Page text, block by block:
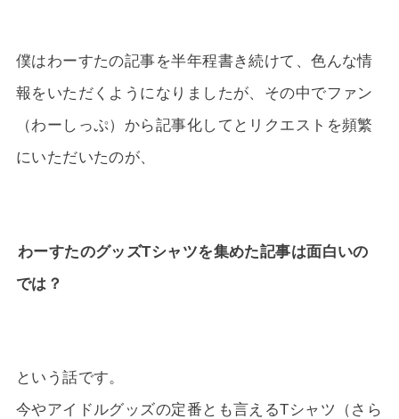
僕はわーすたの記事を半年程書き続けて、色んな情
報をいただくようになりましたが、その中でファン
（わーしっぷ）から記事化してとリクエストを頻繁
にいただいたのが、
わーすたのグッズTシャツを集めた記事は面白いの
では？
という話です。
今やアイドルグッズの定番とも言えるTシャツ（さら